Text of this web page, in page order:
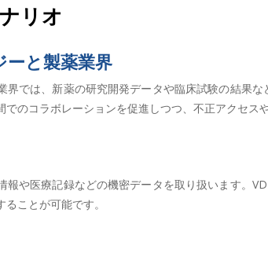
リオ
と製薬業界
界では、新薬の研究開発データや臨床試験の結果
のコラボレーションを促進しつつ、不正アクセス
報や医療記録などの機密データを取り扱います。
ことが可能です。